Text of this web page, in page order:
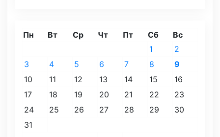
Пн Вт Ср Чт Пт Сб Вс
1
2
3
4 5 6 7 8
9
10
11 12 13 14 15
16
17
18 19 20 21 22
23
24
25 26 27 28 29
30
31